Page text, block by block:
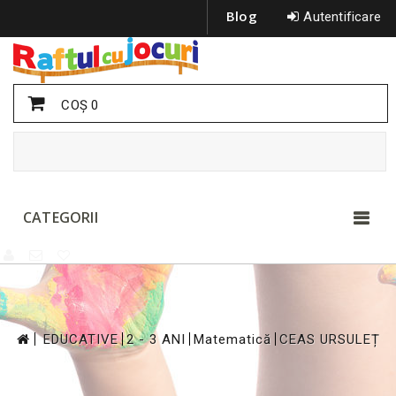
Autentificare
Blog
COŞ0
CATEGORII
>
EDUCATIVE
>
2 - 3 ANI
Matematică CEAS URSULEȚ